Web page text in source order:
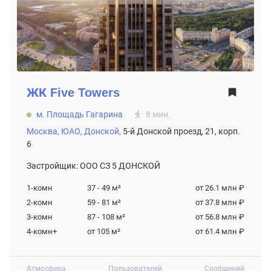
Атмосфера Пользователей Сообщений
ЖК Five Towers
м. Площадь Гагарина
8 мин.
Москва, ЮАО, Донской, 5-й Донской проезд, 21, корп.
6
Застройщик: ООО СЗ 5 ДОНСКОЙ
1-комн 37 - 49 м²
от 26.1 млн ₽
2-комн
59 - 81 м²
от 37.8 млн ₽
3-комн
87 - 108 м²
от 56.8 млн ₽
4-комн+
от 105 м² от 61.4 млн ₽